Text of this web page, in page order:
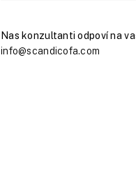
Nas konzultanti odpoví na
info@scandicofa.com